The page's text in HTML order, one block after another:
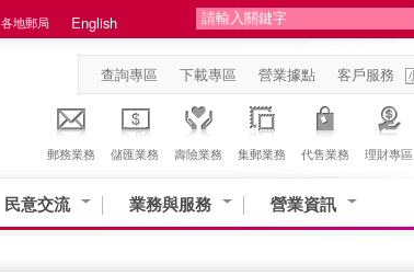
各地郵局 English
查詢專區 下載專區 營業據點 客戶服務
郵務業務 儲匯業務 壽險業務 集郵業務 代售業務 理財專區
民意交流 業務與服務 營業資訊